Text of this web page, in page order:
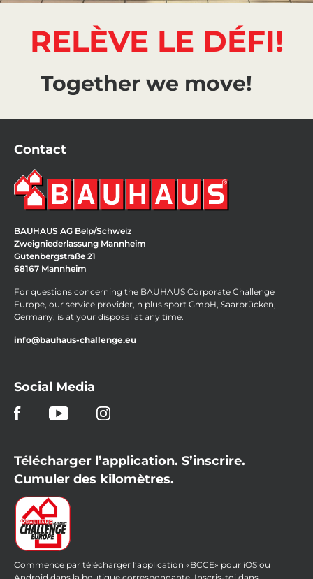
RELÈVE LE DÉFI!
Together we move!
Contact
BAUHAUS AG Belp/Schweiz
Zweigniederlassung Mannheim
Gutenbergstraße 21
68167 Mannheim
For questions concerning the BAUHAUS Corporate Challenge
Europe, our service provider, n plus sport GmbH, Saarbrücken,
Germany, is at your disposal at any time.
info@bauhaus-challenge.eu
Social Media
Télécharger l’application. S’inscrire.
Cumuler des kilomètres.
Commence par télécharger l’application «BCCE» pour iOS ou